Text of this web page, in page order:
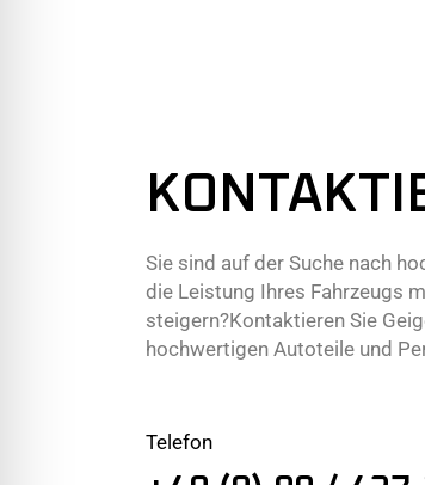
Sie sind auf der Suche nach
die Leistung Ihres Fahrzeugs
steigern?Kontaktieren Sie
hochwertigen Autoteile und
Telefon